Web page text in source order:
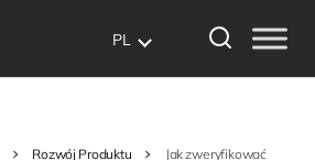
PL
Rozwój Produktu
Jak zweryfikować